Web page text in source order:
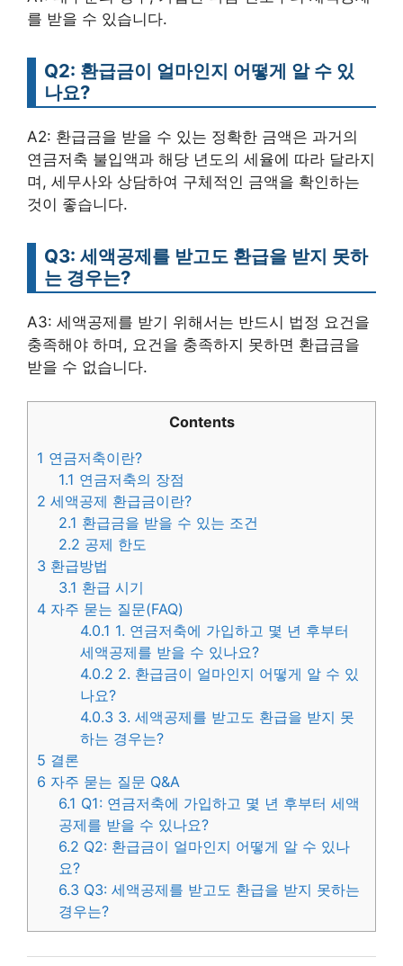
를 받을 수 있습니다.
Q2: 환급금이 얼마인지 어떻게 알 수 있
나요?
A2: 환급금을 받을 수 있는 정확한 금액은 과거의
연금저축 불입액과 해당 년도의 세율에 따라 달라지
며, 세무사와 상담하여 구체적인 금액을 확인하는
것이 좋습니다.
Q3: 세액공제를 받고도 환급을 받지 못하
는 경우는?
A3: 세액공제를 받기 위해서는 반드시 법정 요건을
충족해야 하며, 요건을 충족하지 못하면 환급금을
받을 수 없습니다.
Contents
1 연금저축이란?
1.1 연금저축의 장점
2 세액공제 환급금이란?
2.1 환급금을 받을 수 있는 조건
2.2 공제 한도
3 환급방법
3.1 환급 시기
4 자주 묻는 질문(FAQ)
4.0.1 1. 연금저축에 가입하고 몇 년 후부터
세액공제를 받을 수 있나요?
4.0.2 2. 환급금이 얼마인지 어떻게 알 수 있
나요?
4.0.3 3. 세액공제를 받고도 환급을 받지 못
하는 경우는?
5 결론
6 자주 묻는 질문 Q&A
6.1 Q1: 연금저축에 가입하고 몇 년 후부터 세액
공제를 받을 수 있나요?
6.2 Q2: 환급금이 얼마인지 어떻게 알 수 있나
요?
6.3 Q3: 세액공제를 받고도 환급을 받지 못하는
경우는?